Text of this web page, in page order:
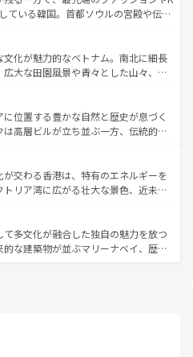
多彩な魅力を存分に味わいつくそ
る。また、奥深い台湾の食文化も魅
イーツなど、バラエティ豊かな料理
。 なお、新着の台湾情報は コンテンツ一覧を参
ている韓国。首都ソウルの宮殿や伝統
ば四季折々の自然美を楽しむことが
ムチや焼肉、絶品のストリートフード
国料理が待っている。夜には、韓国な
、韓国の多彩な魅力を心ゆくまで味
わってみてほしい。 なお、新着の韓国情報はコンテンツ一
。
文化が魅力的なベトナム。南北に細長
広大な田園風景や青々とした山々、世
が息づく。ハノイの古い町並みやホ
統治時代の建物も、独特の雰囲気を
、バラエティの豊かさとおいしさで
ミー、ベトナムコーヒーなどは、ぜ
。どの地域を訪れてもあたたかい人々
るので、きっと忘れられない旅にな
位置する豊かな自然と歴史が息づく
高層ビルが立ち並ぶ一方、伝統的な
。北部ではチェンマイなどの山岳地
、南部ではプーケットやクラビの美し
分を楽しむことができる。タイ料理
温暖で、どの季節にも異なる楽しみ
みやすいタイの人々、仏教を中心とし
観光資源が、訪れる旅人を魅了し続
が交わる香港は、特有のエネルギーを
リア湾に広がる壮大な景色、近未来
動するはず。観光スポットが密集し
どころを回れるのも魅力。息をのむよ
体験まで、香港を存分に楽しみ尽く
て多文化が融合した独自の魅力を放つ
な建築物が並ぶマリーナベイ、歴史
の風情を楽しめる外せないスポット